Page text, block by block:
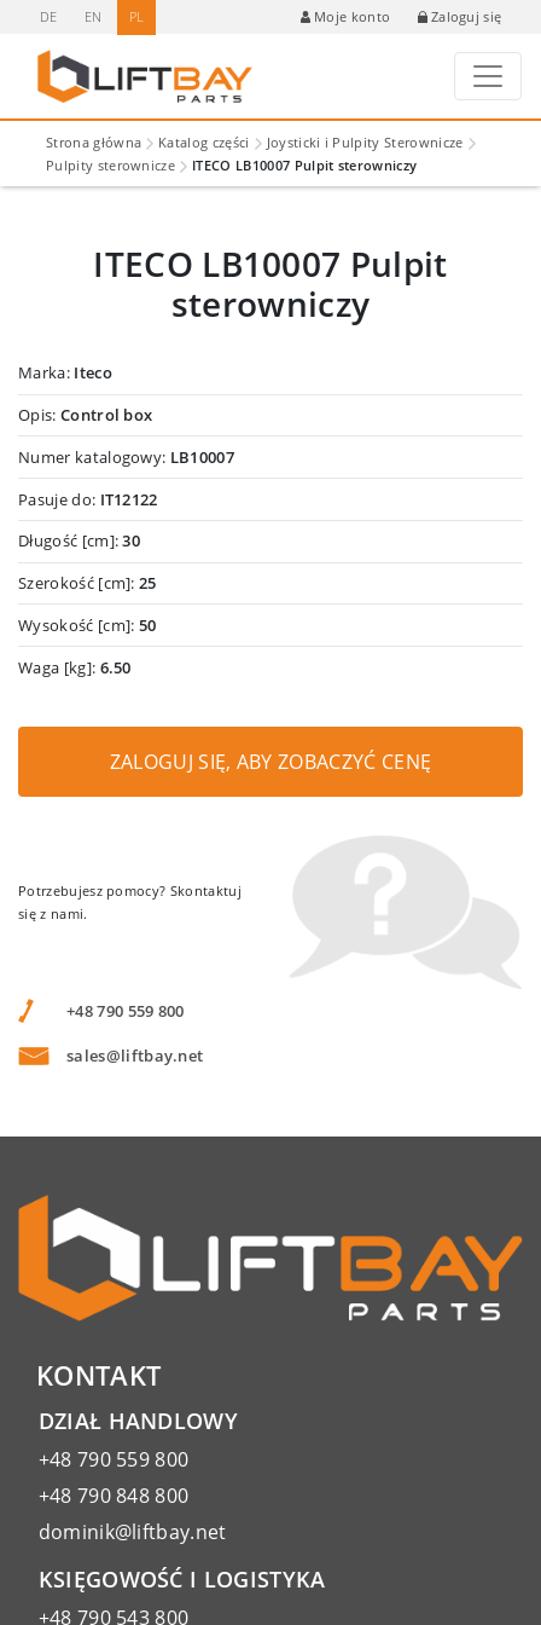
DE EN PL Moje konto Zaloguj się
Strona główna Katalog części
Joysticki i Pulpity Sterownicze
Pulpity sterownicze
ITECO LB10007 Pulpit sterowniczy
ITECO LB10007 Pulpit
sterowniczy
Marka: Iteco
Opis: Control box
Numer katalogowy: LB10007
Pasuje do: IT12122
Długość [cm]:30
Szerokość [cm]:25
Wysokość [cm]: 50
Waga [kg]: 6.50
ZALOGUJ SIĘ, ABY ZOBACZYĆ CENĘ
Potrzebujesz pomocy? Skontaktuj
się z nami.
+48 790 559 800
sales@liftbay.net
KONTAKT
DZIAŁ HANDLOWY
+48 790 559 800
+48 790 848 800
dominik@liftbay.net
KSIĘGOWOŚĆ I LOGISTYKA
+48 790 543 800